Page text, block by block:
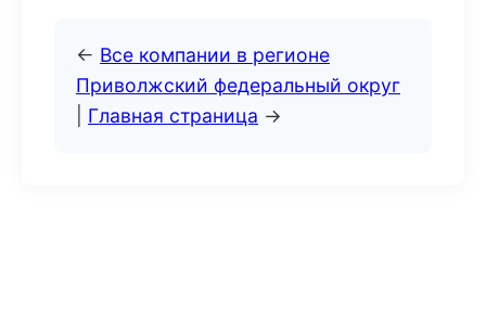
← Все компании в регионе
Приволжский федеральный округ
Главная страница →